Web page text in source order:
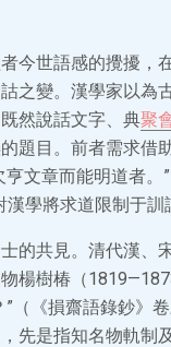
今世語感的攪擾，
之變。漢學家以為
然說話文字、典聚
題目。前者需求借
文章而能明道者。
學將求道限制于訓
的共見。清代漢、
楊樹椿（
（《損齋語錄鈔》
先是指知名物軌制